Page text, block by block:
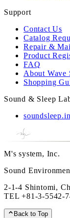
Support
Contact Us
Catalog
Repair &
Product
FAQ
About Wave
Shopping
Sound & Sleep
soundsleep.in
M's system, Inc.
Sound
2-1-4 Shintomi,
TEL+81-3-5542-
Back to Top